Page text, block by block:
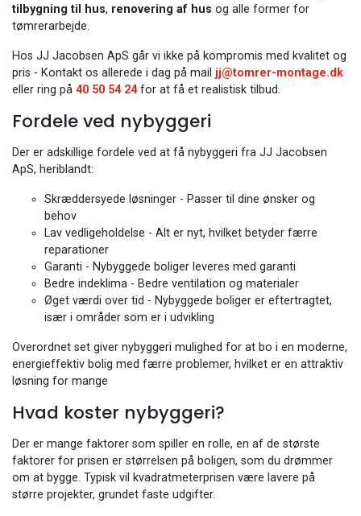
tilbygning til hus, renovering af hus og alle former for
tømrerarbejde.
Hos JJ Jacobsen ApS går vi ikke på kompromis med kvalitet og
pris - Kontakt os allerede i dag på mail jj@tomrer-montage.dk
eller ring på 40 50 54 24for at få et realistisk tilbud.
Fordele ved nybyggeri
Der er adskillige fordele ved at få nybyggeri fra JJ Jacobsen
ApS, heriblandt:
Skræddersyede løsninger - Passer til dine ønsker og
behov
Lav vedligeholdelse - Alt er nyt, hvilket betyder færre
reparationer
Garanti - Nybyggede boliger leveres med garanti
Bedre indeklima - Bedre ventilation og materialer
Øget værdi over tid - Nybyggede boliger er eftertragtet,
især i områder som er i udvikling
Overordnet set giver nybyggeri mulighed for at bo i en moderne,
energieffektiv bolig med færre problemer, hvilket er en attraktiv
løsning for mange
Hvad koster nybyggeri?
Der er mange faktorer som spiller en rolle, en af de største
faktorer for prisen er størrelsen på boligen, som du drømmer
om at bygge. Typisk vil kvadratmeterprisen være lavere på
større projekter, grundet faste udgifter.